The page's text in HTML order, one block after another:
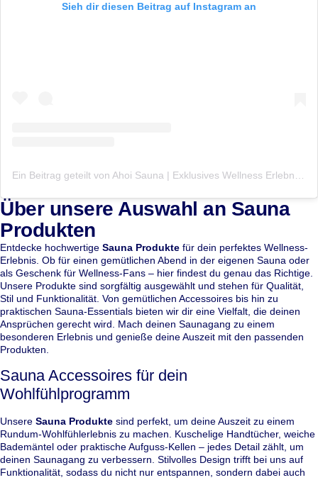
Sieh dir diesen Beitrag auf Instagram an
Ein Beitrag geteilt von Ahoi Sauna | Exklusives Wellness Erlebnis | Day Spa (@ahoisauna)
Über unsere Auswahl an Sauna
Produkten
Entdecke hochwertige Sauna Produkte für dein perfektes Wellness-
Erlebnis. Ob für einen gemütlichen Abend in der eigenen Sauna oder
als Geschenk für Wellness-Fans – hier findest du genau das Richtige.
Unsere Produkte sind sorgfältig ausgewählt und stehen für Qualität,
Stil und Funktionalität. Von gemütlichen Accessoires bis hin zu
praktischen Sauna-Essentials bieten wir dir eine Vielfalt, die deinen
Ansprüchen gerecht wird. Mach deinen Saunagang zu einem
besonderen Erlebnis und genieße deine Auszeit mit den passenden
Produkten.
Sauna Accessoires für dein
Wohlfühlprogramm
Unsere Sauna Produkte sind perfekt, um deine Auszeit zu einem
Rundum-Wohlfühlerlebnis zu machen. Kuschelige Handtücher, weiche
Bademäntel oder praktische Aufguss-Kellen – jedes Detail zählt, um
deinen Saunagang zu verbessern. Stilvolles Design trifft bei uns auf
Funktionalität, sodass du nicht nur entspannen, sondern dabei auch